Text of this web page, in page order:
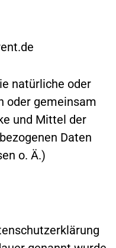
natürliche oder
oder gemeinsam
und Mittel der
Daten
o. Ä.)